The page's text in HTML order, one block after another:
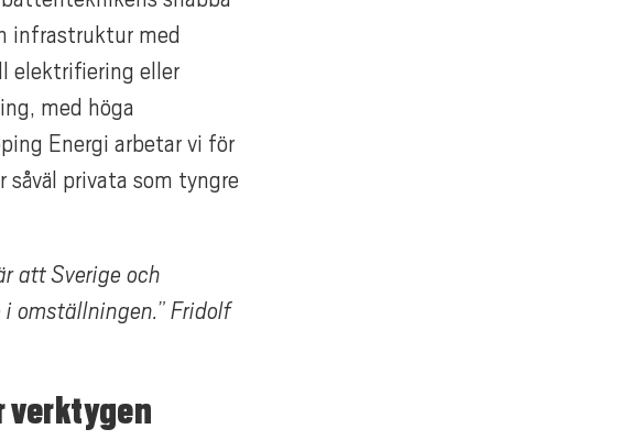
infrastruktur med
elektrifiering eller
med höga
Energi arbetar vi för
privata som tyngre
att Sverige och
omställningen.” Fridolf
verktygen